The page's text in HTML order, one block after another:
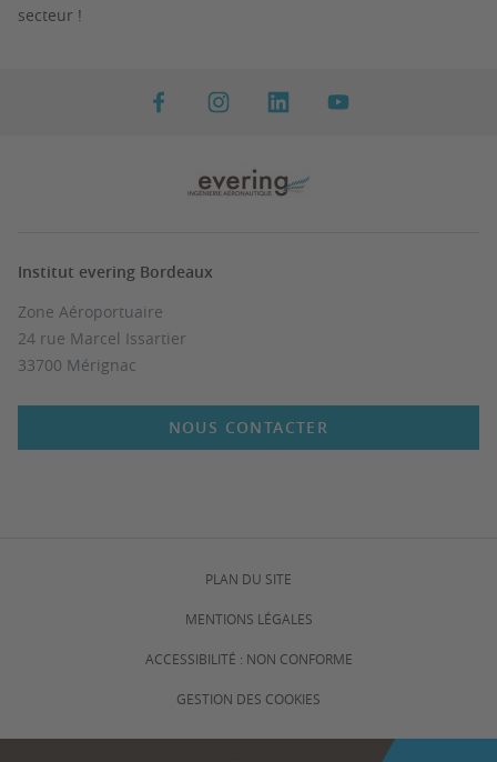
secteur !
Institut evering Bordeaux
Zone Aéroportuaire
24 rue Marcel Issartier
33700 Mérignac
NOUS CONTACTER
PLAN DU SITE
MENTIONS LÉGALES
ACCESSIBILITÉ : NON CONFORME
GESTION DES COOKIES